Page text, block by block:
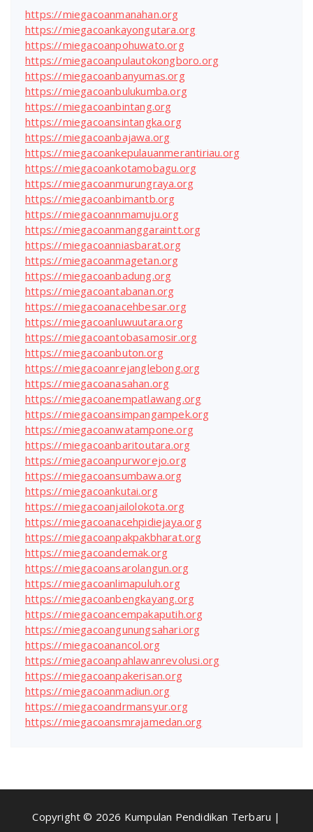
https://miegacoanmanahan.org
https://miegacoankayongutara.org
https://miegacoanpohuwato.org
https://miegacoanpulautokongboro.org
https://miegacoanbanyumas.org
https://miegacoanbulukumba.org
https://miegacoanbintang.org
https://miegacoansintangka.org
https://miegacoanbajawa.org
https://miegacoankepulauanmerantiriau.org
https://miegacoankotamobagu.org
https://miegacoanmurungraya.org
https://miegacoanbimantb.org
https://miegacoannmamuju.org
https://miegacoanmanggaraintt.org
https://miegacoanniasbarat.org
https://miegacoanmagetan.org
https://miegacoanbadung.org
https://miegacoantabanan.org
https://miegacoanacehbesar.org
https://miegacoanluwuutara.org
https://miegacoantobasamosir.org
https://miegacoanbuton.org
https://miegacoanrejanglebong.org
https://miegacoanasahan.org
https://miegacoanempatlawang.org
https://miegacoansimpangampek.org
https://miegacoanwatampone.org
https://miegacoanbaritoutara.org
https://miegacoanpurworejo.org
https://miegacoansumbawa.org
https://miegacoankutai.org
https://miegacoanjailolokota.org
https://miegacoanacehpidiejaya.org
https://miegacoanpakpakbharat.org
https://miegacoandemak.org
https://miegacoansarolangun.org
https://miegacoanlimapuluh.org
https://miegacoanbengkayang.org
https://miegacoancempakaputih.org
https://miegacoangunungsahari.org
https://miegacoanancol.org
https://miegacoanpahlawanrevolusi.org
https://miegacoanpakerisan.org
https://miegacoanmadiun.org
https://miegacoandrmansyur.org
https://miegacoansmrajamedan.org
Copyright © 2026 Kumpulan Pendidikan Terbaru |